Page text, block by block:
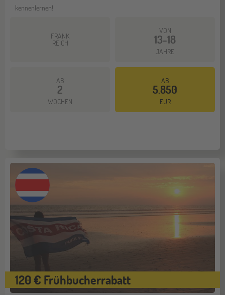
kennenlernen!
FRANK
REICH
VON
13-18
JAHRE
AB
2
WOCHEN
AB
5.850
EUR
120 € Frühbucherrabatt